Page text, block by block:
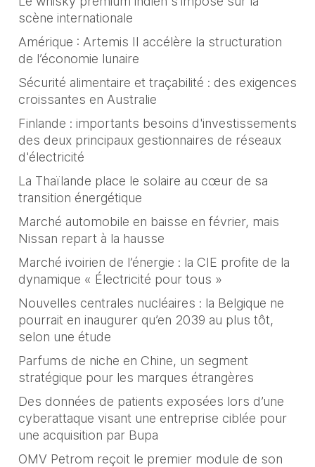
scène internationale
Amérique : Artemis II accélère la structuration
de l’économie lunaire
Sécurité alimentaire et traçabilité : des exigences
croissantes en Australie
Finlande : importants besoins d'investissements
des deux principaux gestionnaires de réseaux
d'électricité
La Thaïlande place le solaire au cœur de sa
transition énergétique
Marché automobile en baisse en février, mais
Nissan repart à la hausse
Marché ivoirien de l’énergie : la CIE profite de la
dynamique « Électricité pour tous »
Nouvelles centrales nucléaires : la Belgique ne
pourrait en inaugurer qu’en 2039 au plus tôt,
selon une étude
Parfums de niche en Chine, un segment
stratégique pour les marques étrangères
Des données de patients exposées lors d’une
cyberattaque visant une entreprise ciblée pour
une acquisition par Bupa
OMV Petrom reçoit le premier module de son